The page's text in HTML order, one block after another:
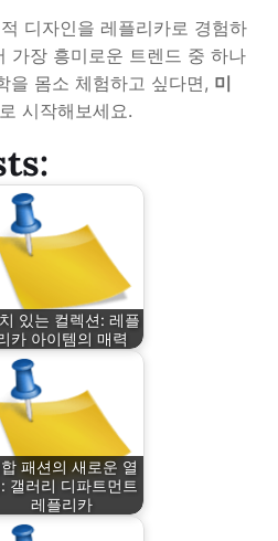
디자인을 레플리카로 경험하
가장 흥미로운 트렌드 중 하나
을 몸소 체험하고 싶다면, 미
로 시작해보세요.
있는 컬렉션: 레플
카 아이템의 매력
패션의 새로운 열
갤러리 디파트먼트
레플리카